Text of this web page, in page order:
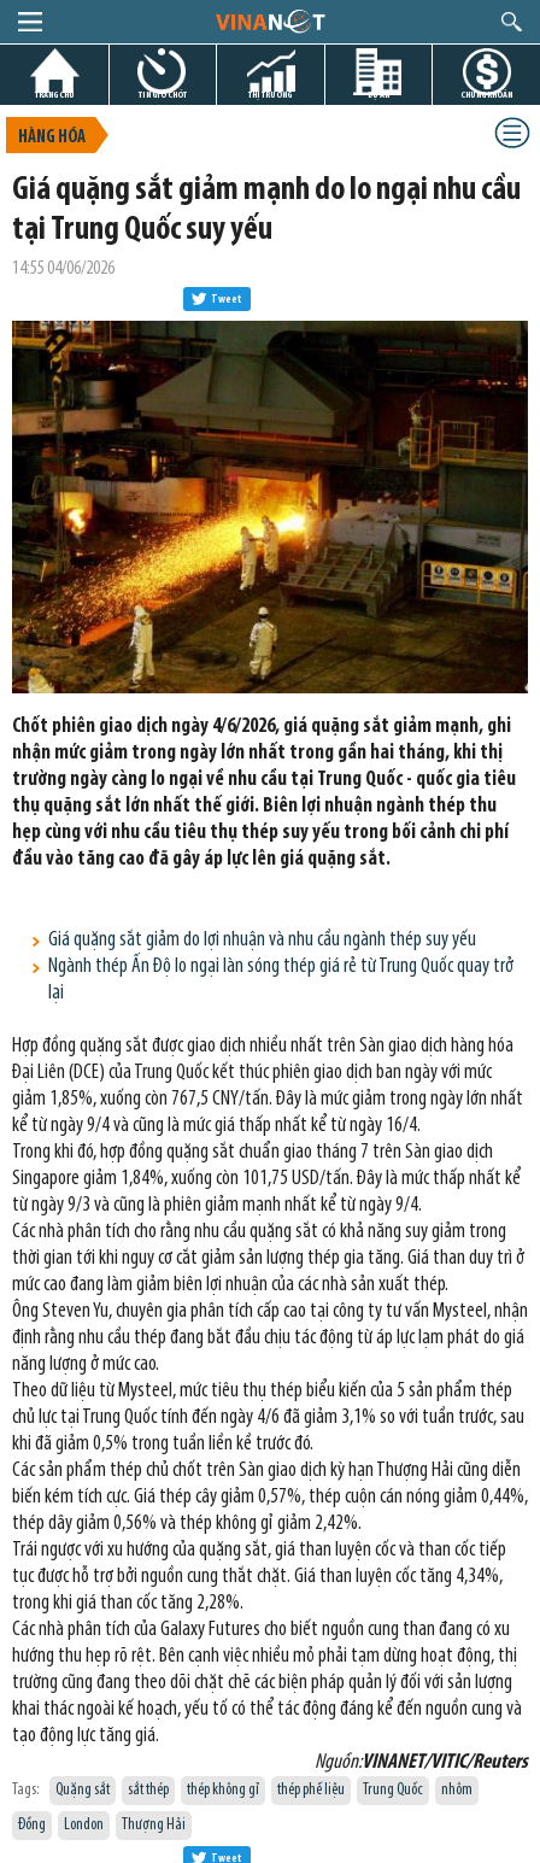
TRANG CHỦ TIN GIỜ CHÓT THỊ TRƯỜNG DỰ ÁN CHỨNG KHOÁN
HÀNG HÓA
Giá quặng sắt giảm mạnh do lo ngại nhu cầu
tại Trung Quốc suy yếu
14:55 04/06/2026
Tweet
Chốt phiên giao dịch ngày 4/6/2026, giá quặng sắt giảm mạnh, ghi
nhận mức giảm trong ngày lớn nhất trong gần hai tháng, khi thị
trường ngày càng lo ngại về nhu cầu tại Trung Quốc - quốc gia tiêu
thụ quặng sắt lớn nhất thế giới. Biên lợi nhuận ngành thép thu
hẹp cùng với nhu cầu tiêu thụ thép suy yếu trong bối cảnh chi phí
đầu vào tăng cao đã gây áp lực lên giá quặng sắt.
Giá quặng sắt giảm do lợi nhuận và nhu cầu ngành thép suy yếu
Ngành thép Ấn Độ lo ngại làn sóng thép giá rẻ từ Trung Quốc quay trở
lại
Hợp đồng quặng sắt được giao dịch nhiều nhất trên Sàn giao dịch hàng hóa
Đại Liên (DCE) của Trung Quốc kết thúc phiên giao dịch ban ngày với mức
giảm 1,85%, xuống còn 767,5 CNY/tấn. Đây là mức giảm trong ngày lớn nhất
kể từ ngày 9/4 và cũng là mức giá thấp nhất kể từ ngày 16/4.
Trong khi đó, hợp đồng quặng sắt chuẩn giao tháng 7 trên Sàn giao dịch
Singapore giảm 1,84%, xuống còn 101,75 USD/tấn. Đây là mức thấp nhất kể
từ ngày 9/3 và cũng là phiên giảm mạnh nhất kể từ ngày 9/4.
Các nhà phân tích cho rằng nhu cầu quặng sắt có khả năng suy giảm trong
thời gian tới khi nguy cơ cắt giảm sản lượng thép gia tăng. Giá than duy trì ở
mức cao đang làm giảm biên lợi nhuận của các nhà sản xuất thép.
Ông Steven Yu, chuyên gia phân tích cấp cao tại công ty tư vấn Mysteel, nhận
định rằng nhu cầu thép đang bắt đầu chịu tác động từ áp lực lạm phát do giá
năng lượng ở mức cao.
Theo dữ liệu từ Mysteel, mức tiêu thụ thép biểu kiến của 5 sản phẩm thép
chủ lực tại Trung Quốc tính đến ngày 4/6 đã giảm 3,1% so với tuần trước, sau
khi đã giảm 0,5% trong tuần liền kề trước đó.
Các sản phẩm thép chủ chốt trên Sàn giao dịch kỳ hạn Thượng Hải cũng diễn
biến kém tích cực. Giá thép cây giảm 0,57%, thép cuộn cán nóng giảm 0,44%,
thép dây giảm 0,56% và thép không gỉ giảm 2,42%.
Trái ngược với xu hướng của quặng sắt, giá than luyện cốc và than cốc tiếp
tục được hỗ trợ bởi nguồn cung thắt chặt. Giá than luyện cốc tăng 4,34%,
trong khi giá than cốc tăng 2,28%.
Các nhà phân tích của Galaxy Futures cho biết nguồn cung than đang có xu
hướng thu hẹp rõ rệt. Bên cạnh việc nhiều mỏ phải tạm dừng hoạt động, thị
trường cũng đang theo dõi chặt chẽ các biện pháp quản lý đối với sản lượng
khai thác ngoài kế hoạch, yếu tố có thể tác động đáng kể đến nguồn cung và
tạo động lực tăng giá.
Nguồn:VINANET/VITIC/Reuters
Tags: Quặng sắt sắt thép thép không gỉ thép phế liệu Trung Quốc
nhôm
Đồng
London Thượng Hải
Tweet